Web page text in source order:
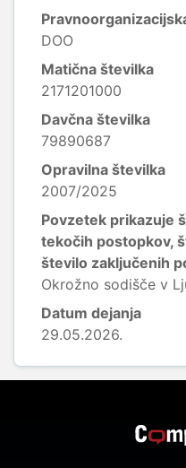
DOO
Matična številka
2171201000
Davčna številka
79890687
Opravilna številka
2007/2025
Povzetek prikazuje
tekočih postopkov,
število zaključenih
Okrožno sodišče v
Datum dejanja
29.05.2026.